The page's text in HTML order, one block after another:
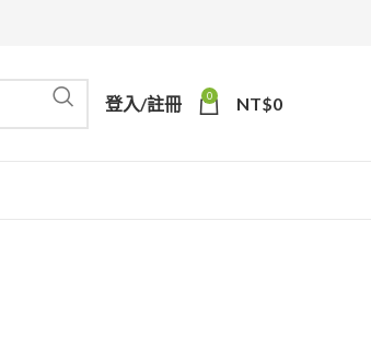
登入/註冊 0 NT$0